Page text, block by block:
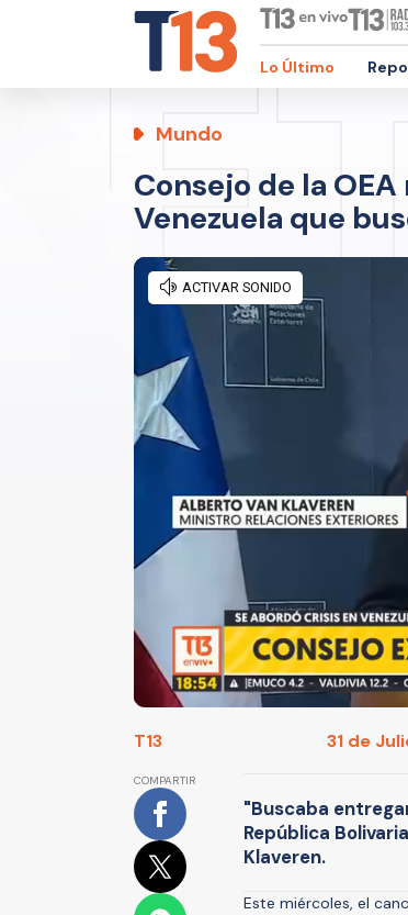
Lo Último
Mundo
Consejo de la
Venezuela que
T13 31 de
COMPARTIR
"Buscaba
República
Klaveren.
Este miércoles, el